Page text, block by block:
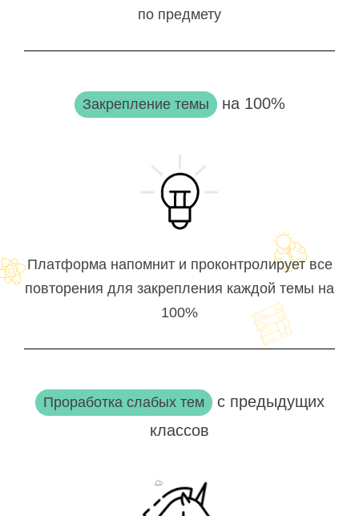
по предмету
Закрепление темы на 100%
Платформа напомнит и проконтролирует все
повторения для закрепления каждой темы на
100%
Проработка слабых тем с предыдущих
классов